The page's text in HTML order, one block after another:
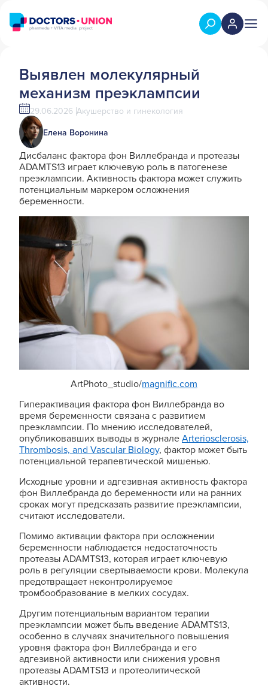
Выявлен молекулярный
механизм преэклампсии
29.06.2026 Акушерство и гинекология
Елена Воронина
Дисбаланс фактора фон Виллебранда и протеазы
ADAMTS13 играет ключевую роль в патогенезе
преэклампсии. Активность фактора может служить
потенциальным маркером осложнения
беременности.
ArtPhoto_studio/magnific.com
Гиперактивация фактора фон Виллебранда во
время беременности связана с развитием
преэклампсии. По мнению исследователей,
опубликовавших выводы в журнале Arteriosclerosis,
Thrombosis, and Vascular Biology, фактор может быть
потенциальной терапевтической мишенью.
Исходные уровни и адгезивная активность фактора
фон Виллебранда до беременности или на ранних
сроках могут предсказать развитие преэклампсии,
считают исследователи.
Помимо активации фактора при осложнении
беременности наблюдается недостаточность
протеазы ADAMTS13, которая играет ключевую
роль в регуляции свертываемости крови. Молекула
предотвращает неконтролируемое
тромбообразование в мелких сосудах.
Другим потенциальным вариантом терапии
преэклампсии может быть введение ADAMTS13,
особенно в случаях значительного повышения
уровня фактора фон Виллебранда и его
адгезивной активности или снижения уровня
протеазы ADAMTS13 и протеолитической
активности.